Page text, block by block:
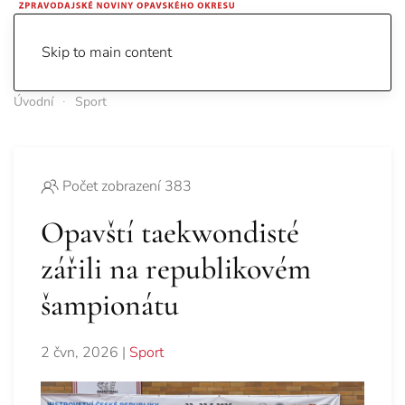
Skip to main content
Úvodní Sport
Počet zobrazení 383
Opavští taekwondisté
zářili na republikovém
šampionátu
2 čvn, 2026 | Sport